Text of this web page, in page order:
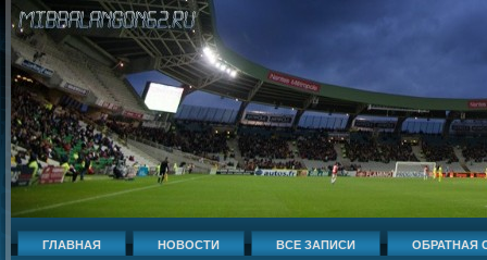
ГЛАВНАЯ НОВОСТИ ВСЕ ЗАПИСИ ОБРАТНАЯ